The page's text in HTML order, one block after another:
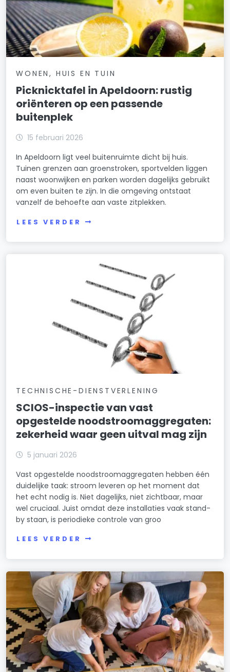
WONEN, HUIS EN TUIN
Picknicktafel in Apeldoorn: rustig
oriënteren op een passende
buitenplek
15 februari 2026
In Apeldoorn ligt veel buitenruimte dicht bij huis.
Tuinen grenzen aan groenstroken, sportvelden liggen
naast woonwijken en parken worden dagelijks gebruikt
om even buiten te zijn. In die omgeving ontstaat
vanzelf de behoefte aan vaste zitplekken.
LEES VERDER
TECHNISCHE-DIENSTVERLENING
SCIOS-inspectie van vast
opgestelde noodstroomaggregaten:
zekerheid waar geen uitval mag zijn
5 januari 2026
Vast opgestelde noodstroomaggregaten hebben één
duidelijke taak: stroom leveren op het moment dat
het echt nodig is. Niet dagelijks, niet zichtbaar, maar
wel cruciaal. Juist omdat deze installaties vaak stand-
by staan, is periodieke controle van groo
LEES VERDER